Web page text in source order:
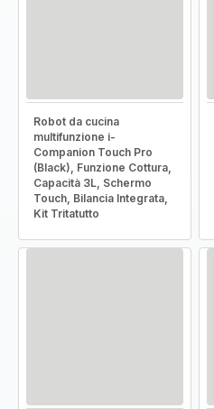
Robot da cucina
multifunzione i-
Companion Touch Pro
(Black), Funzione Cottura,
Capacità 3L, Schermo
Touch, Bilancia Integrata,
Kit Tritatutto